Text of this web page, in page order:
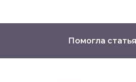
Помогла